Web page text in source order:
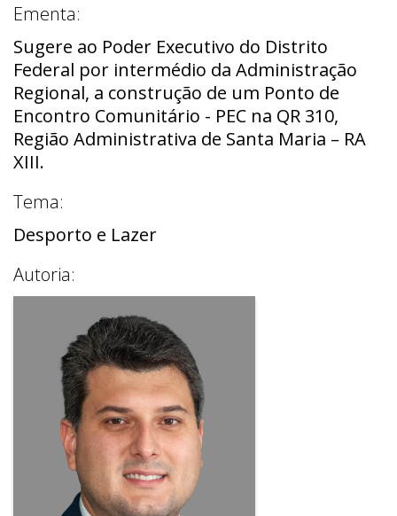
Ementa:
Sugere ao Poder Executivo do Distrito
Federal por intermédio da Administração
Regional, a construção de um Ponto de
Encontro Comunitário - PEC na QR 310,
Região Administrativa de Santa Maria – RA
XIII.
Tema:
Desporto e Lazer
Autoria: